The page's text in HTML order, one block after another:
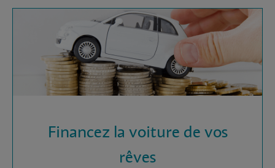
Financez la voiture de vos
rêves